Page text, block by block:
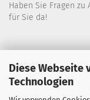
Diese Webseite
Technologien
Haben Sie Fragen
für Sie da!
Kontakt
Wir sind für Sie wie